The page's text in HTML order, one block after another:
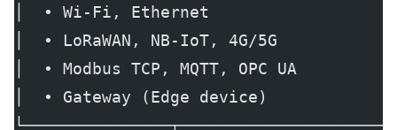
│  • Wi-Fi, Ethernet
│  • LoRaWAN, NB-IoT, 4G/5G
│  • Modbus TCP, MQTT, OPC UA
│  • Gateway (Edge device)